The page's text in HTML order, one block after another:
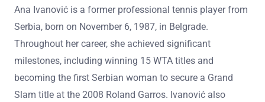
Ana Ivanović is a former professional tennis player from
Serbia, born on November 6, 1987, in Belgrade.
Throughout her career, she achieved significant
milestones, including winning 15 WTA titles and
becoming the first Serbian woman to secure a Grand
Slam title at the 2008 Roland Garros. Ivanović also